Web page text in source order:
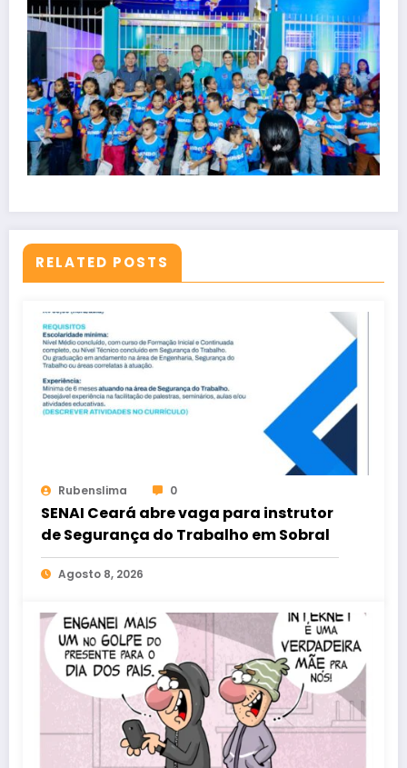
RELATED POSTS
Rubenslima 0
SENAI Ceará abre vaga para instrutor
de Segurança do Trabalho em Sobral
Agosto 8, 2026